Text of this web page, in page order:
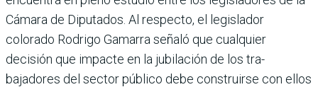
Cámara de Diputados. Al respecto, el legislador
colorado Rodrigo Gamarra señaló que cual­quier
decisión que impacte en la jubilación de los tra­
bajadores del sector público debe construirse con ellos